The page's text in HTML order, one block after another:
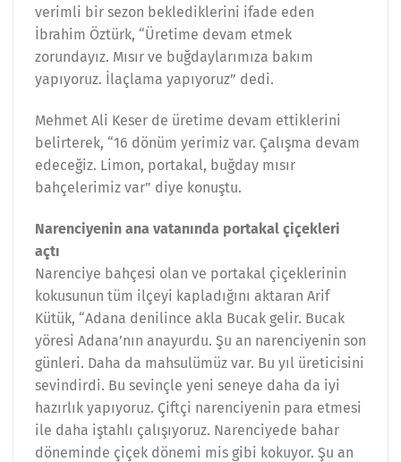
verimli bir sezon beklediklerini ifade eden
İbrahim Öztürk, “Üretime devam etmek
zorundayız. Mısır ve buğdaylarımıza bakım
yapıyoruz. İlaçlama yapıyoruz” dedi.
Mehmet Ali Keser de üretime devam ettiklerini
belirterek, “16 dönüm yerimiz var. Çalışma devam
edeceğiz. Limon, portakal, buğday mısır
bahçelerimiz var” diye konuştu.
Narenciyenin ana vatanında portakal çiçekleri
açtı
Narenciye bahçesi olan ve portakal çiçeklerinin
kokusunun tüm ilçeyi kapladığını aktaran Arif
Kütük, “Adana denilince akla Bucak gelir. Bucak
yöresi Adana’nın anayurdu. Şu an narenciyenin son
günleri. Daha da mahsulümüz var. Bu yıl üreticisini
sevindirdi. Bu sevinçle yeni seneye daha da iyi
hazırlık yapıyoruz. Çiftçi narenciyenin para etmesi
ile daha iştahlı çalışıyoruz. Narenciyede bahar
döneminde çiçek dönemi mis gibi kokuyor. Şu an